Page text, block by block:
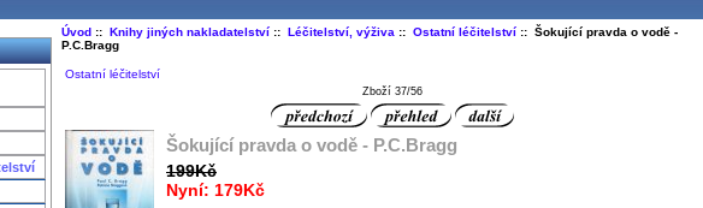
Úvod:: Knihy jiných nakladatelství:: Léčitelství, výživa :: Ostatní léčitelství:: Šokující pravda o vodě -
P.C.Bragg
Ostatní léčitelství
Zboží 37/56
Šokující pravda o vodě - P.C.Bragg
199Kč
Nyní: 179Kč